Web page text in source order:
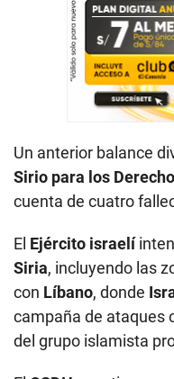
Un anterior balance
Sirio para los
cuenta de cuatro
El Ejército israelí
Siria, incluyendo las
con Líbano, donde
campaña de ataques
del grupo islamista